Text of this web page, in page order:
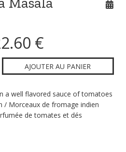
€
AJOUTER AU PANIER
a well flavored sauce of tomatoes
/ Morceaux de fromage indien
de tomates et dés